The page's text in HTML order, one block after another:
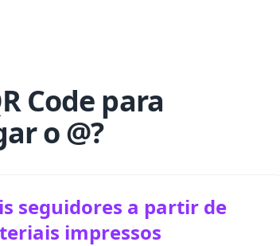
Code para
o @?
seguidores a partir de
impressos